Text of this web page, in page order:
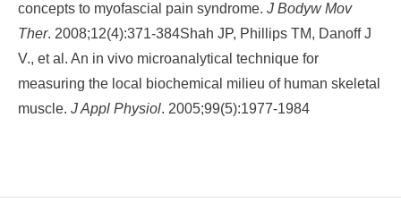
concepts to myofascial pain syndrome. J Bodyw Mov
Ther. 2008;12(4):371-384Shah JP, Phillips TM, Danoff J
V., et al. An in vivo microanalytical technique for
measuring the local biochemical milieu of human skeletal
muscle. J Appl Physiol. 2005;99(5):1977-1984